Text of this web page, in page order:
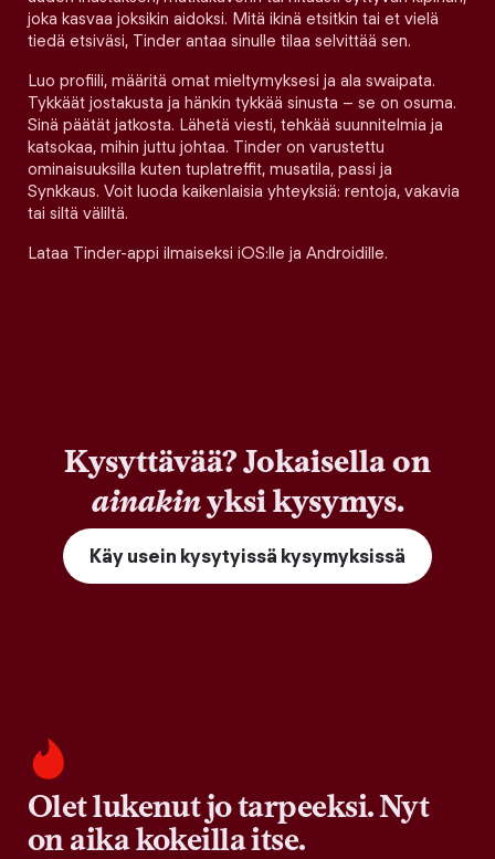
joka kasvaa joksikin aidoksi. Mitä ikinä etsitkin tai et vielä
tiedä etsiväsi, Tinder antaa sinulle tilaa selvittää sen.
Luo profiili, määritä omat mieltymyksesi ja ala swaipata.
Tykkäät jostakusta ja hänkin tykkää sinusta – se on osuma.
Sinä päätät jatkosta. Lähetä viesti, tehkää suunnitelmia ja
katsokaa, mihin juttu johtaa. Tinder on varustettu
ominaisuuksilla kuten tuplatreffit, musatila, passi ja
Synkkaus. Voit luoda kaikenlaisia yhteyksiä: rentoja, vakavia
tai siltä väliltä.
Lataa Tinder-appi ilmaiseksi iOS:lle ja Androidille.
Kysyttävää? Jokaisella on
ainakinyksi kysymys.
Käy usein kysytyissä kysymyksissä
Olet lukenut jo tarpeeksi. Nyt
on aika kokeilla itse.